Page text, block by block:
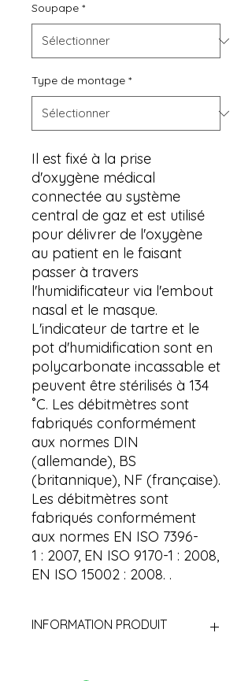
Soupape *
Type de montage *
Il est fixé à la prise
d'oxygène médical
connectée au système
central de gaz et est utilisé
pour délivrer de l'oxygène
au patient en le faisant
passer à travers
l'humidificateur via l'embout
nasal et le masque.
L'indicateur de tartre et le
pot d'humidification sont en
polycarbonate incassable et
peuvent être stérilisés à 134
˚C. Les débitmètres sont
fabriqués conformément
aux normes DIN
(allemande), BS
(britannique), NF (française).
Les débitmètres sont
fabriqués conformément
aux normes EN ISO 7396-
1 : 2007, EN ISO 9170-1 : 2008,
EN ISO 15002 : 2008. .
INFORMATION PRODUIT
Connexion : utilisation d'un tuyau